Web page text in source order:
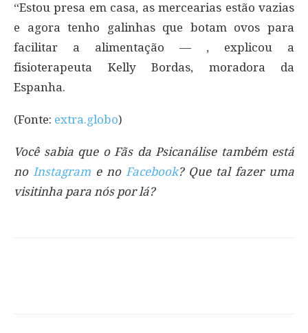
“Estou presa em casa, as mercearias estão vazias
e agora tenho galinhas que botam ovos para
facilitar a alimentação — , explicou a
fisioterapeuta Kelly Bordas, moradora da
Espanha.
(Fonte: extra.globo)
Você sabia que o Fãs da Psicanálise também está
no Instagrame no Facebook? Que tal fazer uma
visitinha para nós por lá?